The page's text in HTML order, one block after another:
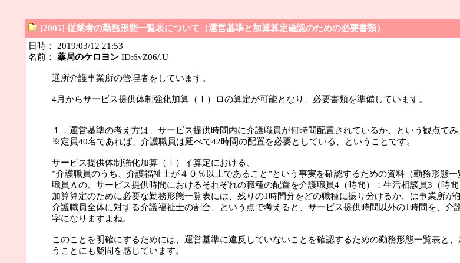
[2005] 従業者の勤務形態一覧表について（運営基準と加算算定確認のための必要書類）
日時： 2019/03/12 21:53
名前： 薬局のケロヨンID:6vZ06/.U
通所介護事業所の管理者をしています。
4月からサービス提供体制強化加算（Ⅰ）ロの算定が可能となり、必要書類を準備しています。
１．運営基準の考え方は、サービス提供時間内に介護職員が何時間配置されているか、という観点でみ
※定員40名であれば、介護職員は延べで42時間の配置を必要としている、ということです。
サービス提供体制強化加算（Ⅰ）イ算定における、
”介護職員のうち、介護福祉士が４０％以上であること”という事実を確認するための資料（勤務形態
職員Ａの、サービス提供時間におけるそれぞれの職種の配置を介護職員4（時間）：生活相談員3（時間
加算算定のために必要な勤務形態一覧表には、残りの1時間分をどの職種に振り分けるか、は事業所が
介護職員全体に対する介護福祉士の割合、という点で考えると、サービス提供時間以外の1時間を、
字になりますよね。
このことを明確にするためには、運営基準に違反していないことを確認するための勤務形態一覧表と
うことにも疑問を感じています。